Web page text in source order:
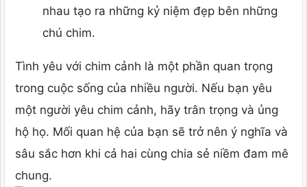
nhau tạo ra những kỷ niệm đẹp bên những
chú chim.
Tình yêu với chim cảnh là một phần quan trọng
trong cuộc sống của nhiều người. Nếu bạn yêu
một người yêu chim cảnh, hãy trân trọng và ủng
hộ họ. Mối quan hệ của bạn sẽ trở nên ý nghĩa và
sâu sắc hơn khi cả hai cùng chia sẻ niềm đam mê
chung.